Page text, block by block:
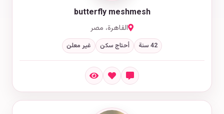
butterfly meshmesh
القاهرة، مصر
42 سنة أحتاج سكن غير معلن